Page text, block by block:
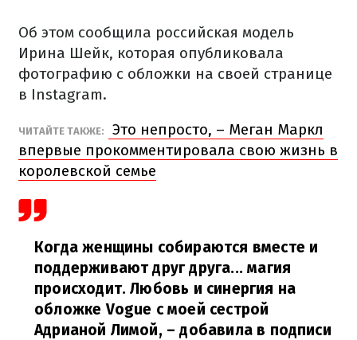
Об этом сообщила российская модель
Ирина Шейк, которая опубликовала
фотографию с обложки на своей странице
в Instagram.
ЧИТАЙТЕ ТАКЖЕ:
Это непросто, – Меган Маркл
впервые прокомментировала свою жизнь в
королевской семье
Когда женщины собираются вместе и
поддерживают друг друга... магия
происходит. Любовь и синергия на
обложке Vogue с моей сестрой
Адрианой Лимой, – добавила в подписи